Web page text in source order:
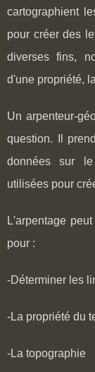
cartographient
pour créer des
diverses fins,
d'une propriété,
Un arpenteur-
question. Il
données sur
utilisées pour
L'arpentage
pour :
-Déterminer les
-La propriété du
-La topographie